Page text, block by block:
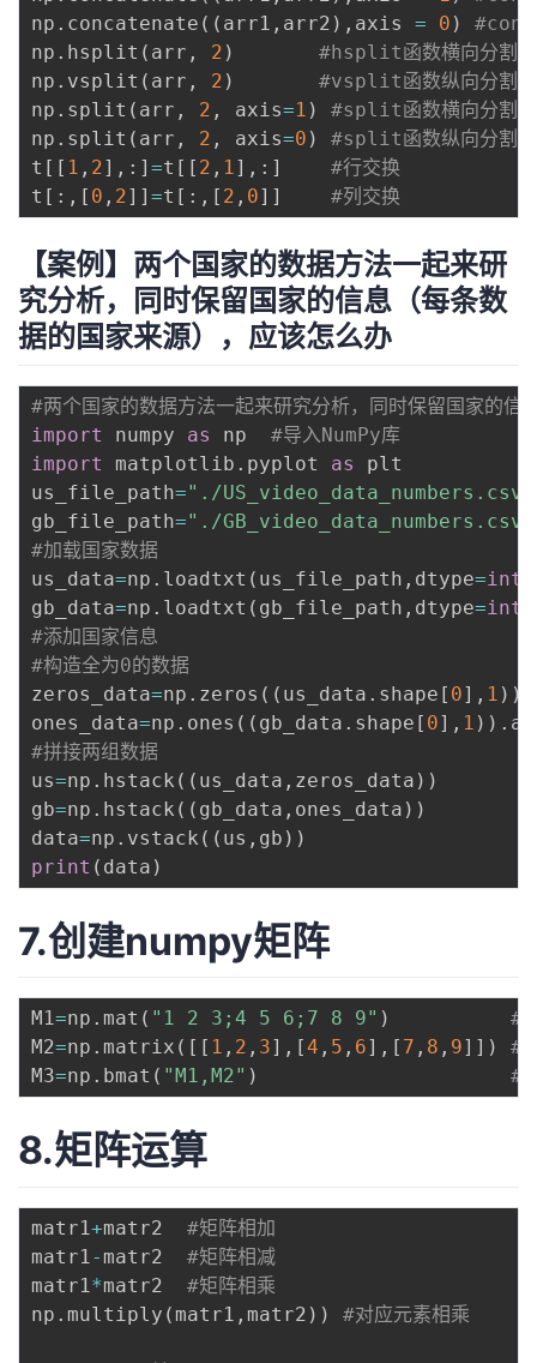
np . concatenate ( ( arr1 , arr2 ) , axis = 0 )
np . hsplit ( arr , 2 )
#hsplit函数横向分割
np . vsplit ( arr , 2 )
#vsplit函数纵向分割
np . split ( arr , 2 , axis=1 )
#split函数横向分割
np . split ( arr , 2 , axis=0 )
#split函数纵向分割
t [ [ 1 , 2] , : ] =t [ [ 2 , 1] , : ]
#行交换
t [ : , [ 0 , 2] ] =t [ : , [ 2 , 0] ] #列交换
【案例】两个国家的数据方法一起来研
究分析，同时保留国家的信息（每条数
据的国家来源），应该怎么办
#两个国家的数据方法一起来研究分析，同时保留国家的信
import
numpy as np #导入NumPy库
import
matplotlib . pyplot as
plt
us_file_path="./US_video_data_numbers.csv"
gb_file_path="./GB_video_data_numbers.csv"
#加载国家数据
us_data=np . loadtxt ( us_file_path , dtype=int
gb_data=np . loadtxt ( gb_file_path , dtype=int
#添加国家信息
#构造全为0的数据
zeros_data=np . zeros ( ( us_data . shape [ 0] , 1 ) )
ones_data=np . ones ( ( gb_data . shape [ 0] , 1 ) ) .
#拼接两组数据
us=np . hstack ( ( us_data , zeros_data ) )
gb=np . hstack ( ( gb_data , ones_data ) )
data=np . vstack ( ( us , gb ) )
print ( data )
7.创建numpy矩阵
M1=np . mat ( "1 2 3;4 5 6;7 8 9" )
#
M2=np . matrix ( [ [ 1 , 2 , 3] , [4 , 5 , 6] , [ 7 , 8 , 9] ] )
#
M3=np . bmat ( "M1,M2" ) #
8.矩阵运算
matr1+matr2 #矩阵相加
matr1- matr2 #矩阵相减
matr1*matr2 #矩阵相乘
np . multiply ( matr1 , matr2 ) ) #对应元素相乘